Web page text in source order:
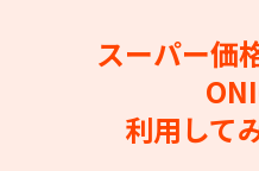
スーパー価
利用して